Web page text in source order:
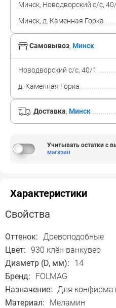
Самовывоз, Минск
Новодворский с/с, 40/1
д. Каменная Горка
Доставка, Минск
Минск, Новодворский с/с,
Минск, д. Каменная Горка
Учитывать остатки с
магазин
Характеристики
Свойства
Оттенок: Древоподобные
Цвет: 930 клён ванкувер
Диаметр (D, мм):
14
Бренд:
FOLMAG
Назначение: Для
Материал:
Меламин